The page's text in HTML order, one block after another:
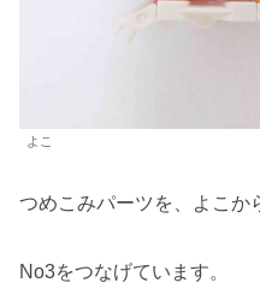
よこ
つめこみパーツを、よこか
No3をつなげています。